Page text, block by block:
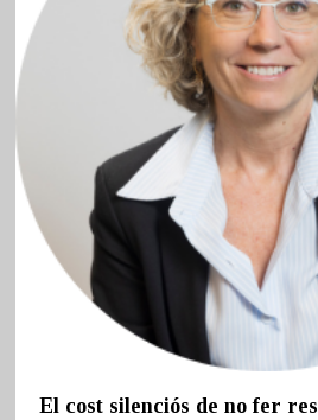
El cost silenciós de no fer res